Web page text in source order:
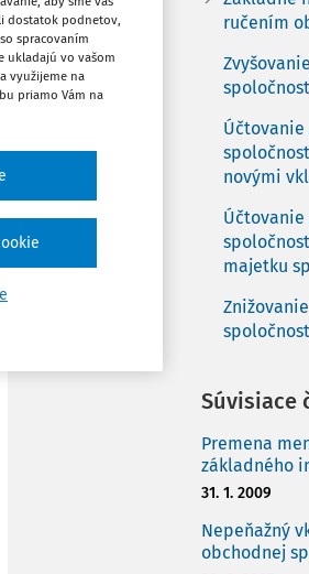
Obľúbené
Zdieľať
ručením
novými
majetku
Súvisiace
Premena
základného
31. 1. 2009
Nepeňažný
obchodnej
dostatok podnetov,
spracovaním
ukladajú vo vašom
využijeme na
priamo Vám na